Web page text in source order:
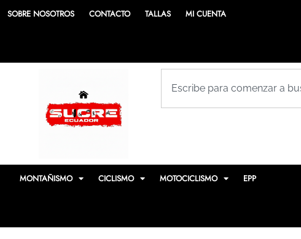
SOBRE NOSOTROS CONTACTO TALLAS MI CUENTA
MONTAÑISMO CICLISMO MOTOCICLISMO EPP